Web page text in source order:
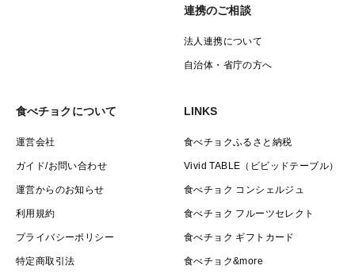
連携のご相談
法人連携について
自治体・省庁の方へ
食べチョクについて
運営会社
ガイド/お問い合わせ
運営からのお知らせ
利用規約
プライバシーポリシー
特定商取引法
LINKS
食べチョクふるさと納税
Vivid TABLE（ビビッドテーブル）
食べチョク コンシェルジュ
食べチョク フルーツセレクト
食べチョク ギフトカード
食べチョク&more